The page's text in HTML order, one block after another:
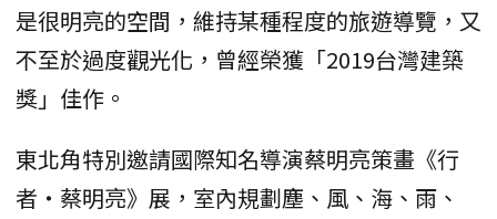
是很明亮的空間，維持某種程度的旅遊導覽，又
不至於過度觀光化，曾經榮獲「2019台灣建築
獎」佳作。
東北角特別邀請國際知名導演蔡明亮策畫《行
者‧蔡明亮》展，室內規劃塵、風、海、雨、